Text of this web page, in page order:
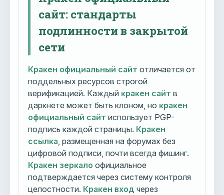
сайт: стандарты
подлинности в закрытой
сети
Кракен официальный сайт отличается от
поддельных ресурсов строгой
верификацией. Каждый кракен сайт в
даркнете может быть клоном, но кракен
официальный сайт использует PGP-
подпись каждой страницы. Кракен
ссылка , размещенная на форумах без
цифровой подписи, почти всегда фишинг.
Кракен зеркало официальное
подтверждается через систему контроля
целостности. Кракен вход через